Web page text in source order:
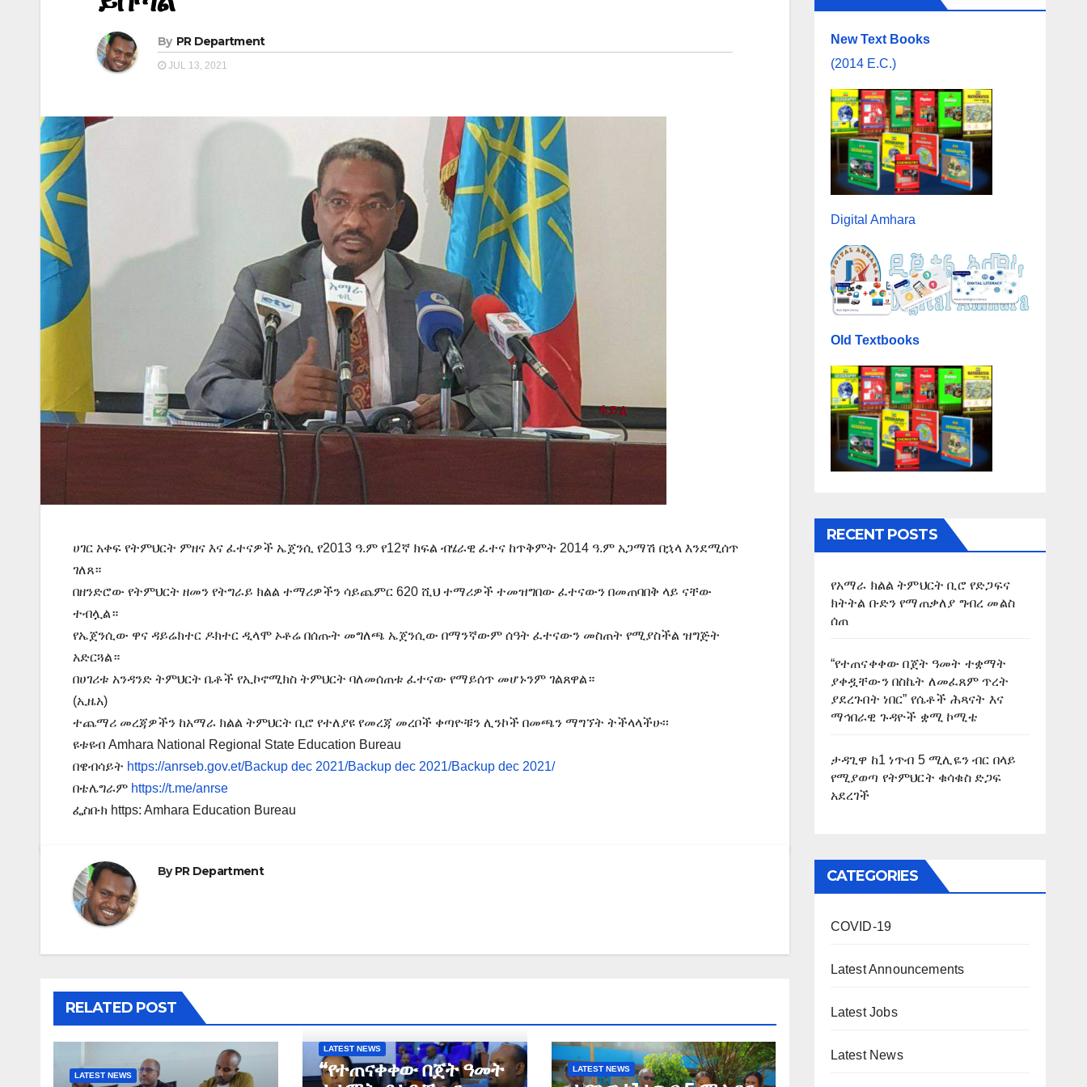
By PR Department
JUL 13, 2021
ሀገር አቀፍ የትምህርት ምዘና እና ፈተናዎች ኤጀንሲ የ2013 ዓ.ም የ12ኛ ክፍል ብሄራዊ ፈተና ከጥቅምት 2014 ዓ.ም አጋማሽ በኋላ እንደሚሰጥ
ገለጸ።
በዘንድሮው የትምህርት ዘመን የትግራይ ክልል ተማሪዎችን ሳይጨምር 620 ሺህ ተማሪዎች ተመዝግበው ፈተናውን በመጠባበቅ ላይ ናቸው
ተብሏል።
የኤጀንሲው ዋና ዳይሬክተር ዶክተር ዲላሞ ኦቶሬ በሰጡት መግለጫ ኤጀንሲው በማንኛውም ሰዓት ፈተናውን መስጠት የሚያስችል ዝግጅት
አድርጓል።
በሀገሪቱ አንዳንድ ትምህርት ቤቶች የኢኮኖሚክስ ትምህርት ባለመሰጠቱ ፈተናው የማይሰጥ መሆኑንም ገልጸዋል።
(ኢዜአ)
ተጨማሪ መረጃዎችን ከአማራ ክልል ትምህርት ቢሮ የተለያዩ የመረጃ መረቦች ቀጣዮቹን ሊንኮች በመጫን ማግኘት ትችላላችሁ፡፡
ዩቱዩብ Amhara National Regional State Education Bureau
በዌብሳይት https://anrseb.gov.et/Backup dec 2021/Backup dec 2021/Backup dec 2021/
በቴሌግራም https://t.me/anrse
ፌስቡክ https: Amhara Education Bureau
ByPR Department
RELATED POST
LATEST NEWS
LATEST NEWS
“የተጠናቀቀው በጀት ዓመት
LATEST NEWS
New Text Books
(2014 E.C.)
Digital Amhara
Old Textbooks
RECENT POSTS
የአማራ ክልል ትምህርት ቢሮ የድጋፍና
ክትትል ቡድን የማጠቃለያ ግብረ መልስ
ሰጠ
“የተጠናቀቀው በጀት ዓመት ተቋማት
ያቀዷቸውን በስኬት ለመፈጸም ጥረት
ያደረጉበት ነበር” የሴቶች ሕጻናት እና
ማኅበራዊ ጉዳዮች ቋሚ ኮሚቴ
ታዳጊዋ ከ1 ነጥብ 5 ሚሊዬን ብር በላይ
የሚያወጣ የትምህርት ቁሳቁስ ድጋፍ
አደረገች
CATEGORIES
COVID-19
Latest Announcements
Latest Jobs
Latest News